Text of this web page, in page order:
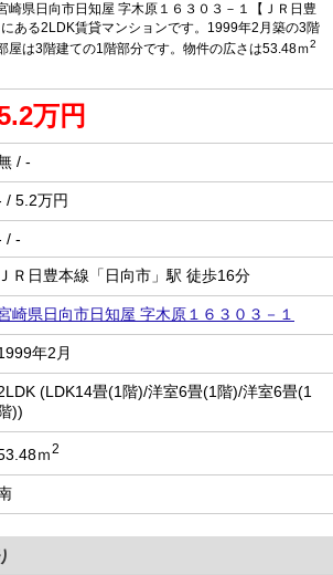
崎県日向市日知屋 字木原１６３０３－１【ＪＲ日豊
ある2LDK賃貸マンションです。1999年2月築の3階
屋は3階建ての1階部分です。物件の広さは53.48ｍ2
万円
/ -
/ 5.2万円
/ -
ＪＲ日豊本線「日向市」駅 徒歩16分
崎県日向市日知屋 字木原１６３０３－１
年2月
(LDK14畳(1階)/洋室6畳(1階)/洋室6畳(1
))
ｍ2